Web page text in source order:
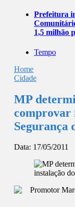
Prefeitura
1,5 milhão
Tempo
Home
Cidade
MP
comprovar
Segurança
Data: 17/05/2011